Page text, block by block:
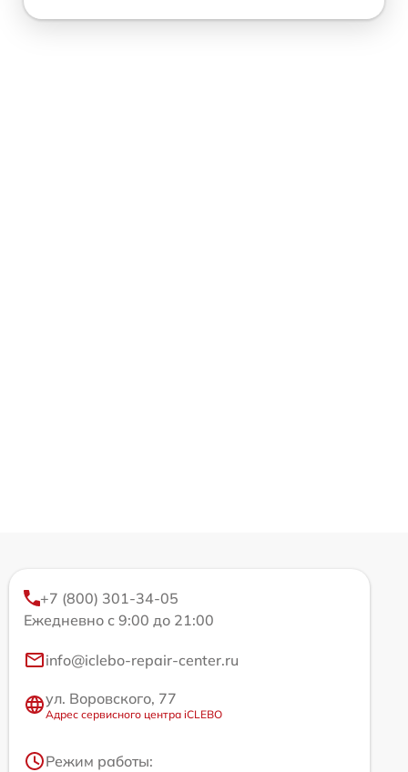
+7 (800) 301-34-05
Ежедневно с 9:00 до 21:00
info@iclebo-repair-center.ru
ул. Воровского, 77
Адрес сервисного центра iCLEBO
Режим работы: